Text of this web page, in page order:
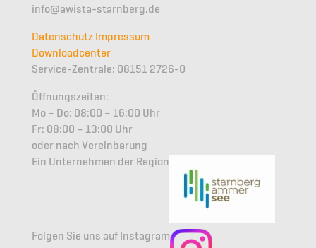
info@awista-starnberg.de
Datenschutz Impressum
Downloadcenter
Service-Zentrale: 08151 2726-0
Öffnungszeiten:
Mo – Do: 08:00 – 16:00 Uhr
Fr: 08:00 – 13:00 Uhr
oder nach Vereinbarung
Ein Unternehmen der Region
Folgen Sie uns auf Instagram